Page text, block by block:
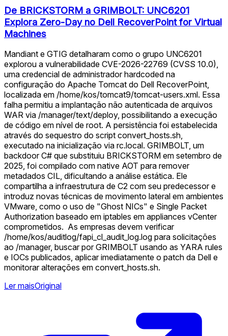
De BRICKSTORM a GRIMBOLT: UNC6201
Explora Zero-Day no Dell RecoverPoint for Virtual
Machines
Mandiant e GTIG detalharam como o grupo UNC6201
explorou a vulnerabilidade CVE-2026-22769 (CVSS 10.0),
uma credencial de administrador hardcoded na
configuração do Apache Tomcat do Dell RecoverPoint,
localizada em /home/kos/tomcat9/tomcat-users.xml. Essa
falha permitiu a implantação não autenticada de arquivos
WAR via /manager/text/deploy, possibilitando a execução
de código em nível de root. A persistência foi estabelecida
através do sequestro do script convert_hosts.sh,
executado na inicialização via rc.local. GRIMBOLT, um
backdoor C# que substituiu BRICKSTORM em setembro de
2025, foi compilado com native AOT para remover
metadados CIL, dificultando a análise estática. Ele
compartilha a infraestrutura de C2 com seu predecessor e
introduz novas técnicas de movimento lateral em ambientes
VMware, como o uso de "Ghost NICs" e Single Packet
Authorization baseado em iptables em appliances vCenter
comprometidos. ️ As empresas devem verificar
/home/kos/auditlog/fapi_cl_audit_log.log para solicitações
ao /manager, buscar por GRIMBOLT usando as YARA rules
e IOCs publicados, aplicar imediatamente o patch da Dell e
monitorar alterações em convert_hosts.sh.
Ler maisOriginal